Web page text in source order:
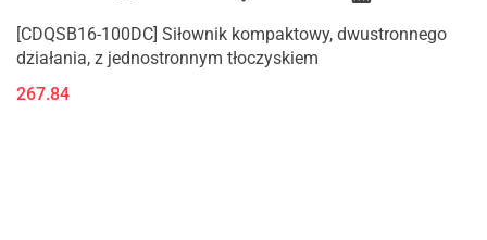
[CDQSB16-100DC] Siłownik kompaktowy, dwustronnego
działania, z jednostronnym tłoczyskiem
267.84